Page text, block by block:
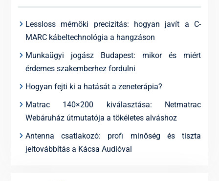
Lessloss mérnöki precizitás: hogyan javít a C-
MARC kábeltechnológia a hangzáson
Munkaügyi jogász Budapest: mikor és miért
érdemes szakemberhez fordulni
Hogyan fejti ki a hatását a zeneterápia?
Matrac 140×200 kiválasztása: Netmatrac
Webáruház útmutatója a tökéletes alváshoz
Antenna csatlakozó: profi minőség és tiszta
jeltovábbítás a Kácsa Audióval